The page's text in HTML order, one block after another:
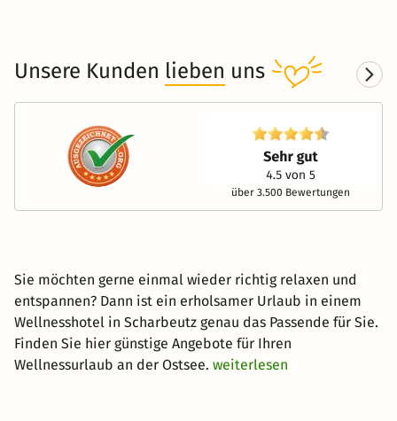
Unsere Kunden lieben uns
über 3.500 Bewertungen
Sie möchten gerne einmal wieder richtig relaxen und
entspannen? Dann ist ein erholsamer Urlaub in einem
Wellnesshotel in Scharbeutz genau das Passende für Sie.
Finden Sie hier günstige Angebote für Ihren
Wellnessurlaub an der Ostsee. weiterlesen